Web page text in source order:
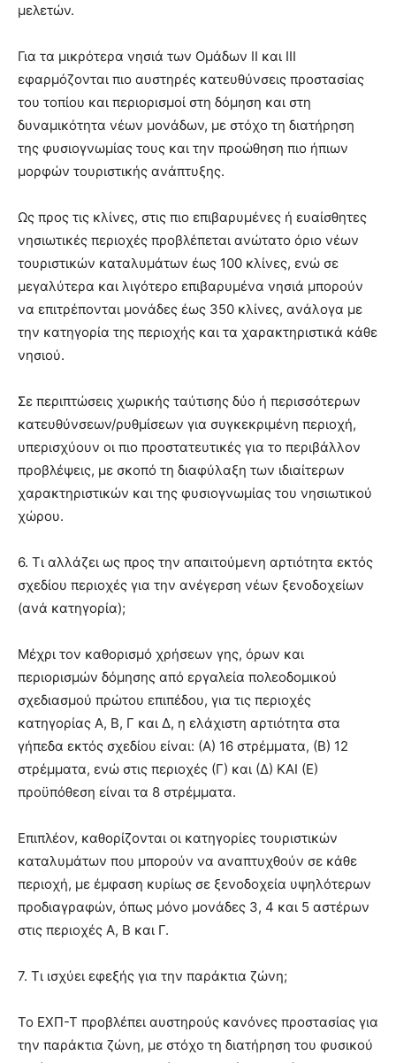
μελετών.
Για τα μικρότερα νησιά των Ομάδων ΙΙ και ΙΙΙ
εφαρμόζονται πιο αυστηρές κατευθύνσεις προστασίας
του τοπίου και περιορισμοί στη δόμηση και στη
δυναμικότητα νέων μονάδων, με στόχο τη διατήρηση
της φυσιογνωμίας τους και την προώθηση πιο ήπιων
μορφών τουριστικής ανάπτυξης.
Ως προς τις κλίνες, στις πιο επιβαρυμένες ή ευαίσθητες
νησιωτικές περιοχές προβλέπεται ανώτατο όριο νέων
τουριστικών καταλυμάτων έως 100 κλίνες, ενώ σε
μεγαλύτερα και λιγότερο επιβαρυμένα νησιά μπορούν
να επιτρέπονται μονάδες έως 350 κλίνες, ανάλογα με
την κατηγορία της περιοχής και τα χαρακτηριστικά κάθε
νησιού.
Σε περιπτώσεις χωρικής ταύτισης δύο ή περισσότερων
κατευθύνσεων/ρυθμίσεων για συγκεκριμένη περιοχή,
υπερισχύουν οι πιο προστατευτικές για το περιβάλλον
προβλέψεις, με σκοπό τη διαφύλαξη των ιδιαίτερων
χαρακτηριστικών και της φυσιογνωμίας του νησιωτικού
χώρου.
6.⁠ ⁠Τι αλλάζει ως προς την απαιτούμενη αρτιότητα εκτός
σχεδίου περιοχές για την ανέγερση νέων ξενοδοχείων
(ανά κατηγορία);
Μέχρι τον καθορισμό χρήσεων γης, όρων και
περιορισμών δόμησης από εργαλεία πολεοδομικού
σχεδιασμού πρώτου επιπέδου, για τις περιοχές
κατηγορίας Α, Β, Γ και Δ, η ελάχιστη αρτιότητα στα
γήπεδα εκτός σχεδίου είναι: (Α) 16 στρέμματα, (Β) 12
στρέμματα, ενώ στις περιοχές (Γ) και (Δ) ΚΑΙ (Ε)
προϋπόθεση είναι τα 8 στρέμματα.
Επιπλέον, καθορίζονται οι κατηγορίες τουριστικών
καταλυμάτων που μπορούν να αναπτυχθούν σε κάθε
περιοχή, με έμφαση κυρίως σε ξενοδοχεία υψηλότερων
προδιαγραφών, όπως μόνο μονάδες 3, 4 και 5 αστέρων
στις περιοχές Α, Β και Γ.
7. Τι ισχύει εφεξής για την παράκτια ζώνη;
Το ΕΧΠ-Τ προβλέπει αυστηρούς κανόνες προστασίας για
την παράκτια ζώνη, με στόχο τη διατήρηση του φυσικού